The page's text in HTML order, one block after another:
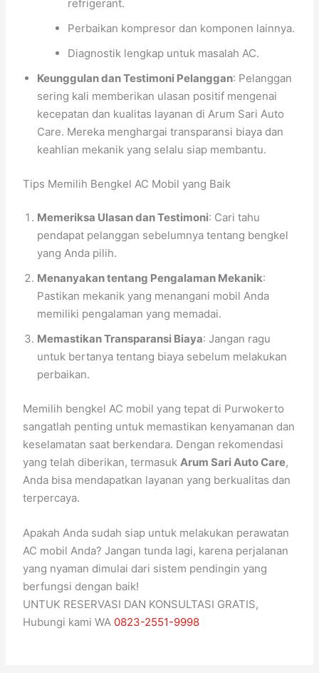
refrigerant.
Perbaikan kompresor dan komponen lainnya.
Diagnostik lengkap untuk masalah AC.
Keunggulan dan Testimoni Pelanggan: Pelanggan
sering kali memberikan ulasan positif mengenai
kecepatan dan kualitas layanan di Arum Sari Auto
Care. Mereka menghargai transparansi biaya dan
keahlian mekanik yang selalu siap membantu.
Tips Memilih Bengkel AC Mobil yang Baik
Memeriksa Ulasan dan Testimoni: Cari tahu
pendapat pelanggan sebelumnya tentang bengkel
yang Anda pilih.
Menanyakan tentang Pengalaman Mekanik:
Pastikan mekanik yang menangani mobil Anda
memiliki pengalaman yang memadai.
Memastikan Transparansi Biaya: Jangan ragu
untuk bertanya tentang biaya sebelum melakukan
perbaikan.
Memilih bengkel AC mobil yang tepat di Purwokerto
sangatlah penting untuk memastikan kenyamanan dan
keselamatan saat berkendara. Dengan rekomendasi
yang telah diberikan, termasuk Arum Sari Auto Care,
Anda bisa mendapatkan layanan yang berkualitas dan
terpercaya.
Apakah Anda sudah siap untuk melakukan perawatan
AC mobil Anda? Jangan tunda lagi, karena perjalanan
yang nyaman dimulai dari sistem pendingin yang
berfungsi dengan baik!
UNTUK RESERVASI DAN KONSULTASI GRATIS,
Hubungi kami WA 0823-2551-9998